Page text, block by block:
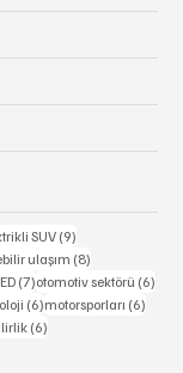
SUV (9)
ulaşım (8)
(7)7 yazı
otomotiv sektörü (6)
(6)6 yazı
motorsporları (6)
(6)